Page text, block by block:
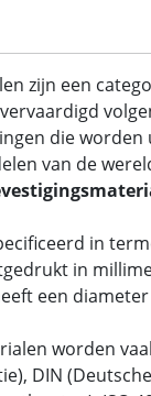
zijn een
die
van de
in
in
een
worden
DIN